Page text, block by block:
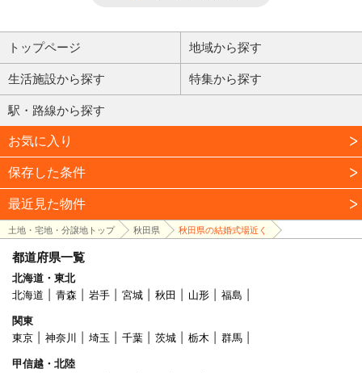
トップページ 地域から探す
生活施設から探す 特集から探す
駅・路線から探す
お気に入り
保存した条件
最近見た物件
土地・宅地・分譲地トップ 秋田県 秋田県の結婚式場近く
都道府県一覧
北海道・東北
北海道
青森 岩手 宮城 秋田 山形
福島
関東
東京
神奈川 埼玉 千葉 茨城 栃木
群馬
甲信越・北陸